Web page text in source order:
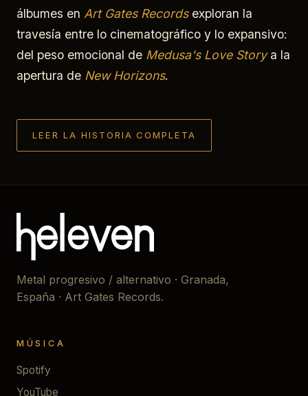
álbumes en Art Gates Recordsexploran la
travesía entre lo cinematográfico y lo expansivo:
del peso emocional de Medusa's Love Storya la
apertura de New Horizons.
LEER LA HISTORIA COMPLETA
Metal progresivo / alternativo · Granada,
España · Art Gates Records.
MÚSICA
Spotify
YouTube